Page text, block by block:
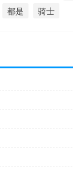
都是 骑士